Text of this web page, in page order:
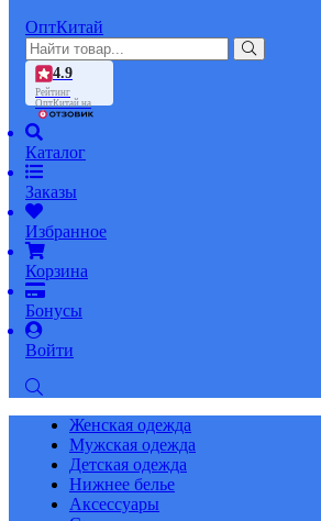
ОптКитай
4.9
Рейтинг
ОптКитай на
Каталог
Заказы
Избранное
Корзина
Бонусы
Войти
Женская одежда
Мужская одежда
Детская одежда
Нижнее белье
Аксессуары